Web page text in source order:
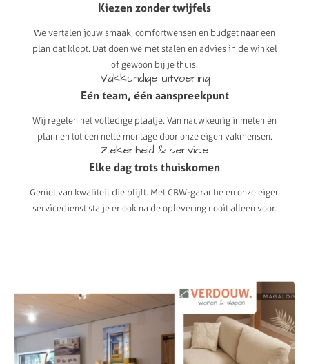
Kiezen zonder twijfels
We vertalen jouw smaak, comfortwensen en budget naar een
plan dat klopt. Dat doen we met stalen en advies in de winkel
of gewoon bij je thuis.
Vakkundige uitvoering
Eén team, één aanspreekpunt
Wij regelen het volledige plaatje. Van nauwkeurig inmeten en
plannen tot een nette montage door onze eigen vakmensen.
Zekerheid & service
Elke dag trots thuiskomen
Geniet van kwaliteit die blijft. Met CBW-garantie en onze eigen
servicedienst sta je er ook na de oplevering nooit alleen voor.